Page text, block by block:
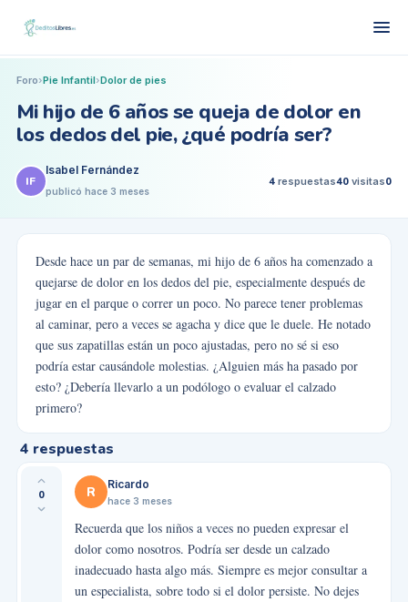
Foro›Pie Infantil›Dolor de pies
Mi hijo de 6 años se queja de dolor en
los dedos del pie, ¿qué podría ser?
IF
Isabel Fernández
publicó hace 3 meses
4 respuestas40 visitas0
Desde hace un par de semanas, mi hijo de 6 años ha comenzado a
quejarse de dolor en los dedos del pie, especialmente después de
jugar en el parque o correr un poco. No parece tener problemas
al caminar, pero a veces se agacha y dice que le duele. He notado
que sus zapatillas están un poco ajustadas, pero no sé si eso
podría estar causándole molestias. ¿Alguien más ha pasado por
esto? ¿Debería llevarlo a un podólogo o evaluar el calzado
primero?
4 respuestas
0 R Ricardo
hace 3 meses
Recuerda que los niños a veces no pueden expresar el
dolor como nosotros. Podría ser desde un calzado
inadecuado hasta algo más. Siempre es mejor consultar a
un especialista, sobre todo si el dolor persiste. No dejes